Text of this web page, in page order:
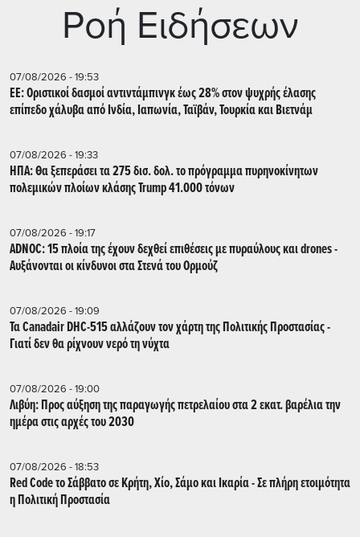
Ρoή Ειδήσεων
07/08/2026 - 19:53
ΕΕ: Οριστικοί δασμοί αντιντάμπινγκ έως 28% στον ψυχρής έλασης
επίπεδο χάλυβα από Ινδία, Ιαπωνία, Ταϊβάν, Τουρκία και Βιετνάμ
07/08/2026 - 19:33
ΗΠΑ: Θα ξεπεράσει τα 275 δισ. δολ. το πρόγραμμα πυρηνοκίνητων
πολεμικών πλοίων κλάσης Trump 41.000 τόνων
07/08/2026 - 19:17
ADNOC: 15 πλοία της έχουν δεχθεί επιθέσεις με πυραύλους και drones -
Aυξάνονται οι κίνδυνοι στα Στενά του Ορμούζ
07/08/2026 - 19:09
Τα Canadair DHC-515 αλλάζουν τον χάρτη της Πολιτικής Προστασίας -
Γιατί δεν θα ρίχνουν νερό τη νύχτα
07/08/2026 - 19:00
Λιβύη: Προς αύξηση της παραγωγής πετρελαίου στα 2 εκατ. βαρέλια την
ημέρα στις αρχές του 2030
07/08/2026 - 18:53
Red Code το Σάββατο σε Κρήτη, Χίο, Σάμο και Ικαρία - Σε πλήρη ετοιμότητα
η Πολιτική Προστασία